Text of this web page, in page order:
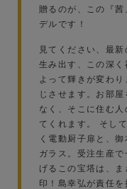
贈るのが、この『
デルです！
見てください、最
生み出す、この深
よって輝きが変わ
じさせます。お部
なく、そこに住む
てくれます。 そし
く電動厨子扉と、
ガラス。受注生産
げるこの宝塔は、
印！島幸弘が責任